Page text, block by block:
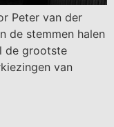
Peter van der
de stemmen halen
de grootste
van